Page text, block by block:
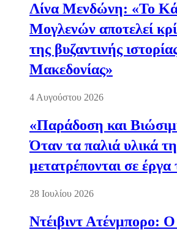
Λίνα Μενδώνη: «Το
Μογλενών αποτελεί
της βυζαντινής
Μακεδονίας»
4 Αυγούστου 2026
«Παράδοση και
Όταν τα παλιά υλικά
μετατρέπονται σε έργα
28 Ιουλίου 2026
Ντέιβιντ Ατένμπορο: